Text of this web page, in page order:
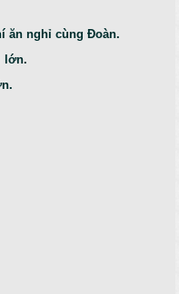
ăn nghỉ cùng Đoàn.
lớn.